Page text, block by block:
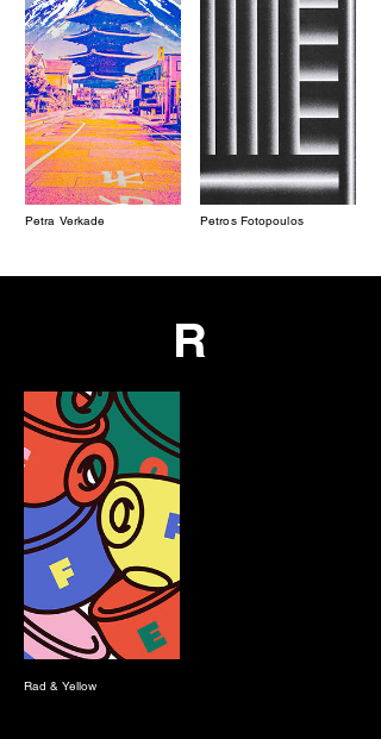
Petra Verkade Petros Fotopoulos
R
Rad & Yellow